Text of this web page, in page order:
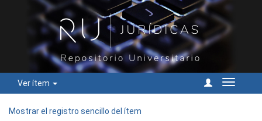
Ver ítem
Cambiar
Mostrar el registro sencillo del ítem